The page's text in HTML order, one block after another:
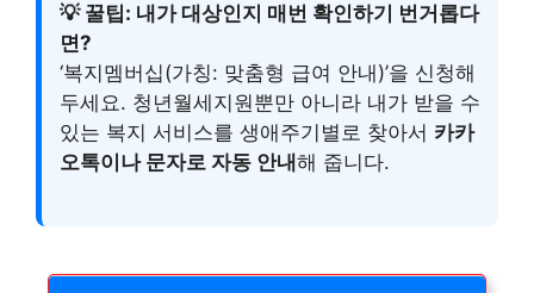
💡 꿀팁: 내가 대상인지 매번 확인하기 번거롭다
면?
‘복지멤버십(가칭: 맞춤형 급여 안내)’을 신청해
두세요. 청년월세지원뿐만 아니라 내가 받을 수
있는 복지 서비스를 생애주기별로 찾아서 카카
오톡이나 문자로 자동 안내해 줍니다.